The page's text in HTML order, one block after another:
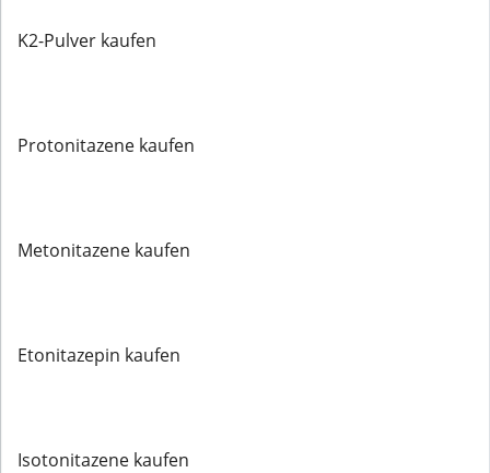
K2-Pulver kaufen
Protonitazene kaufen
Metonitazene kaufen
Etonitazepin kaufen
Isotonitazene kaufen